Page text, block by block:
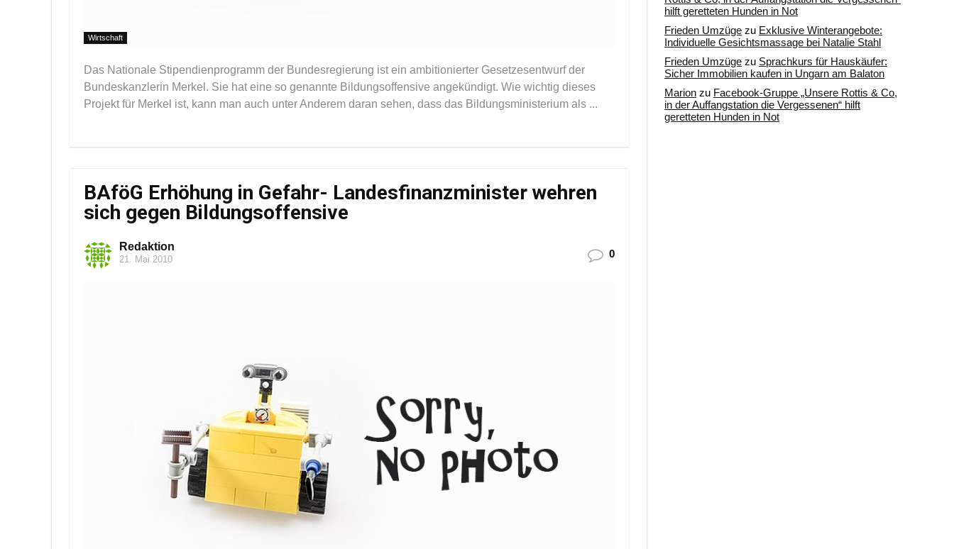
Wirtschaft
Das Nationale Stipendienprogramm der Bundesregierung ist ein ambitionierter Gesetzesentwurf der
Bundeskanzlerin Merkel. Sie hat eine so genannte Bildungsoffensive angekündigt. Wie wichtig dieses
Projekt für Merkel ist, kann man auch unter Anderem daran sehen, dass das Bildungsministerium als ...
BAföG Erhöhung in Gefahr- Landesfinanzminister wehren
sich gegen Bildungsoffensive
Redaktion
21. Mai 2010 0
hilft geretteten Hunden in Not
Frieden Umzüge zu Exklusive Winterangebote:
Individuelle Gesichtsmassage bei Natalie Stahl
Frieden Umzüge zu Sprachkurs für Hauskäufer:
Sicher Immobilien kaufen in Ungarn am Balaton
Marion zu Facebook-Gruppe „Unsere Rottis & Co,
in der Auffangstation die Vergessenen“ hilft
geretteten Hunden in Not